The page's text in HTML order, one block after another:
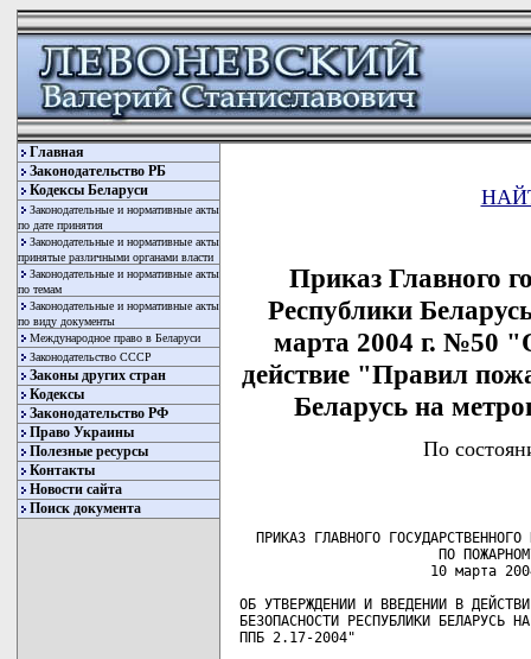
Главная
Законодательство РБ
Кодексы Беларуси
Законодательные и нормативные акты
по дате принятия
Законодательные и нормативные акты
принятые различными органами власти
Законодательные и нормативные акты
по темам
Законодательные и нормативные акты
по виду документы
Международное право в Беларуси
Законодательство СССР
Законы других стран
Кодексы
Законодательство РФ
Право Украины
Полезные ресурсы
Контакты
Новости сайта
Поиск документа
Приказ Главного
Республики
марта 2004 г. №50
действие "Правил
Беларусь на
По
ПРИКАЗ ГЛАВНОГО ГОСУДАРСТВЕННОГО
ПО
10 марта
ОБ УТВЕРЖДЕНИИ И ВВЕДЕНИИ В
БЕЗОПАСНОСТИ РЕСПУБЛИКИ БЕЛАРУСЬ
ППБ 2.17-2004"